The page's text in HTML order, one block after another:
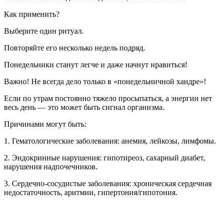
Как применить?
Выберите один ритуал.
Повторяйте его несколько недель подряд.
Понедельники станут легче и даже начнут нравиться!
Важно! Не всегда дело только в «понедельничной хандре»!
Если по утрам постоянно тяжело просыпаться, а энергии нет
весь день — это может быть сигнал организма.
Причинами могут быть:
1. Гематологические заболевания: анемия, лейкозы, лимфомы.
2. Эндокринные нарушения: гипотиреоз, сахарный диабет,
нарушения надпочечников.
3. Сердечно-сосудистые заболевания: хроническая сердечная
недостаточность, аритмии, гипертония/гипотония.